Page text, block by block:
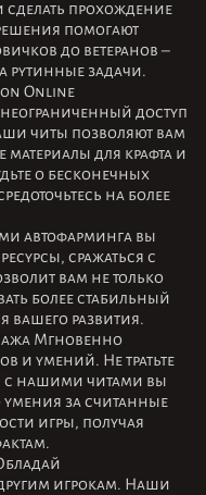
сделать прохождение
помогают
до ветеранов –
рутинные задачи.
Online
доступ
читы позволяют вам
для крафта и
о бесконечных
на более
автофарминга вы
сражаться с
вам не только
более стабильный
вашего развития.
Мгновенно
и умений. Не тратьте
с нашими читами вы
умения за считанные
игры, получая
игрокам. Наши